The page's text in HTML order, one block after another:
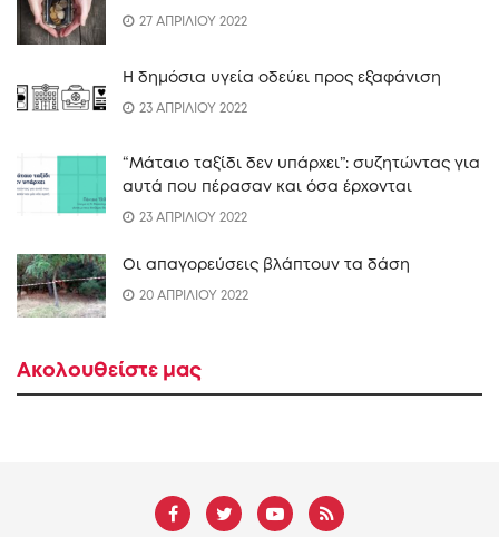
27 ΑΠΡΙΛΙΟΥ 2022
Η δημόσια υγεία οδεύει προς εξαφάνιση
23 ΑΠΡΙΛΙΟΥ 2022
“Mάταιο ταξίδι δεν υπάρχει”: συζητώντας για
αυτά που πέρασαν και όσα έρχονται
23 ΑΠΡΙΛΙΟΥ 2022
Οι απαγορεύσεις βλάπτουν τα δάση
20 ΑΠΡΙΛΙΟΥ 2022
Ακολουθείστε μας